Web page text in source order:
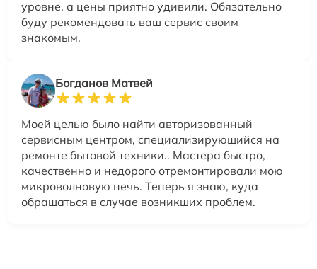
уровне, а цены приятно удивили. Обязательно
буду рекомендовать ваш сервис своим
знакомым.
Богданов Матвей
Моей целью было найти авторизованный
сервисным центром, специализирующийся на
ремонте бытовой техники.. Мастера быстро,
качественно и недорого отремонтировали мою
микроволновую печь. Теперь я знаю, куда
обращаться в случае возникших проблем.